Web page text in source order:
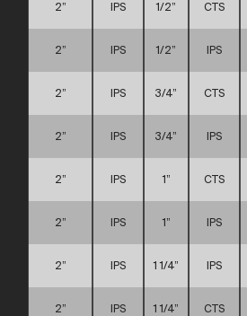
2” IPS 1/2” CTS
2” IPS 1/2” IPS
2” IPS 3/4” CTS
2” IPS 3/4” IPS
2” IPS 1” CTS
2” IPS 1” IPS
2” IPS 1 1/4” IPS
2” IPS 1 1/4” CTS